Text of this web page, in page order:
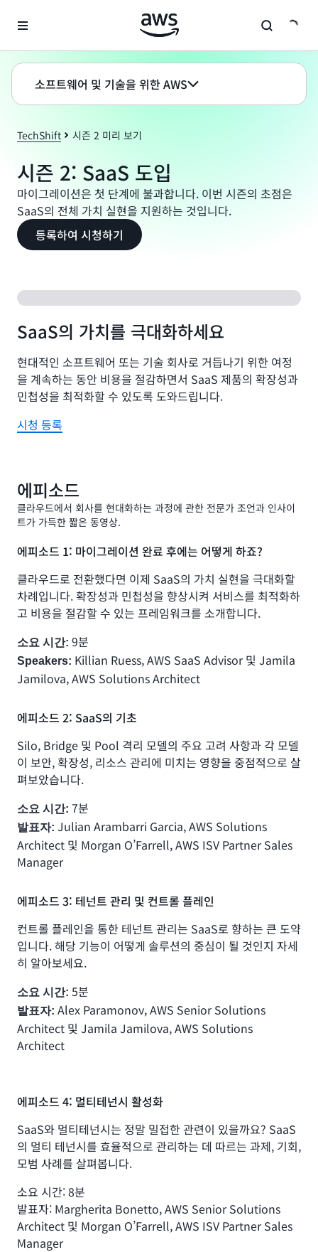
소프트웨어 및 기술을 위한 AWS
TechShift 시즌 2 미리 보기
시즌 2: SaaS 도입
마이그레이션은 첫 단계에 불과합니다. 이번 시즌의 초점은
SaaS의 전체 가치 실현을 지원하는 것입니다.
등록하여 시청하기
SaaS의 가치를 극대화하세요
현대적인 소프트웨어 또는 기술 회사로 거듭나기 위한 여정
을 계속하는 동안 비용을 절감하면서 SaaS 제품의 확장성과
민첩성을 최적화할 수 있도록 도와드립니다.
시청 등록
에피소드
클라우드에서 회사를 현대화하는 과정에 관한 전문가 조언과 인사이
트가 가득한 짧은 동영상.
에피소드 1: 마이그레이션 완료 후에는 어떻게 하죠?
클라우드로 전환했다면 이제 SaaS의 가치 실현을 극대화할
차례입니다. 확장성과 민첩성을 향상시켜 서비스를 최적화하
고 비용을 절감할 수 있는 프레임워크를 소개합니다.
소요 시간: 9분
Speakers: Killian Ruess, AWS SaaS Advisor 및 Jamila
Jamilova, AWS Solutions Architect
에피소드 2: SaaS의 기초
Silo, Bridge 및 Pool 격리 모델의 주요 고려 사항과 각 모델
이 보안, 확장성, 리소스 관리에 미치는 영향을 중점적으로 살
펴보았습니다.
소요 시간: 7분
발표자: Julian Arambarri Garcia, AWS Solutions
Architect 및 Morgan O’Farrell, AWS ISV Partner Sales
Manager
에피소드 3: 테넌트 관리 및 컨트롤 플레인
컨트롤 플레인을 통한 테넌트 관리는 SaaS로 향하는 큰 도약
입니다. 해당 기능이 어떻게 솔루션의 중심이 될 것인지 자세
히 알아보세요.
소요 시간: 5분
발표자: Alex Paramonov, AWS Senior Solutions
Architect 및 Jamila Jamilova, AWS Solutions
Architect
에피소드 4: 멀티테넌시 활성화
SaaS와 멀티테넌시는 정말 밀접한 관련이 있을까요? SaaS
의 멀티 테넌시를 효율적으로 관리하는 데 따르는 과제, 기회,
모범 사례를 살펴봅니다.
소요 시간: 8분
발표자: Margherita Bonetto, AWS Senior Solutions
Architect 및 Morgan O’Farrell, AWS ISV Partner Sales
Manager